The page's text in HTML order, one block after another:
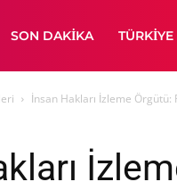
SON DAKIKA TÜRKIYE
İnsan Hakları İzleme Örgütü: